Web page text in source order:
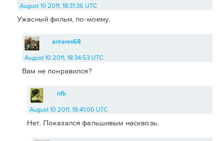
August 10 2011, 18:31:36 UTC
Ужасный фильм, по-моему.
antares68
August 10 2011, 18:34:53 UTC
Вам не понравился?
nfb
August 10 2011, 19:41:00 UTC
Нет. Показался фальшивым насквозь.